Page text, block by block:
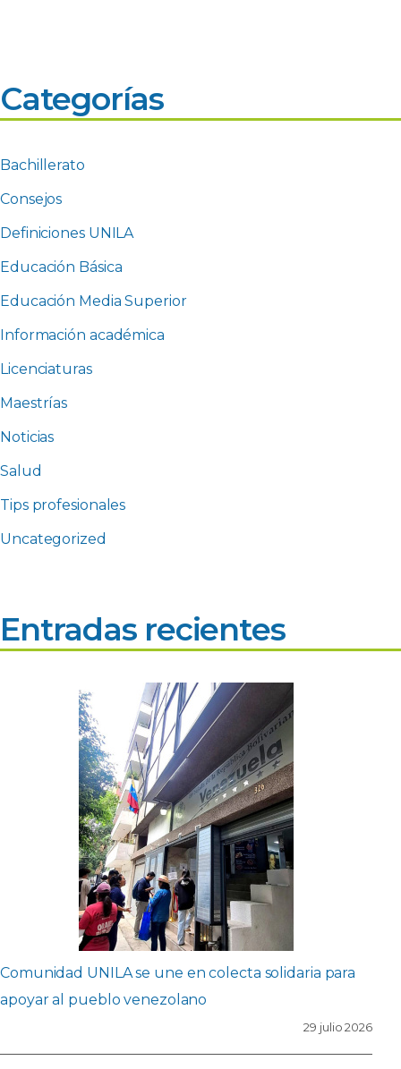
Categorías
Bachillerato
Consejos
Definiciones UNILA
Educación Básica
Educación Media Superior
Información académica
Licenciaturas
Maestrías
Noticias
Salud
Tips profesionales
Uncategorized
Entradas recientes
Comunidad UNILA se une en colecta solidaria para
apoyar al pueblo venezolano
29 julio 2026